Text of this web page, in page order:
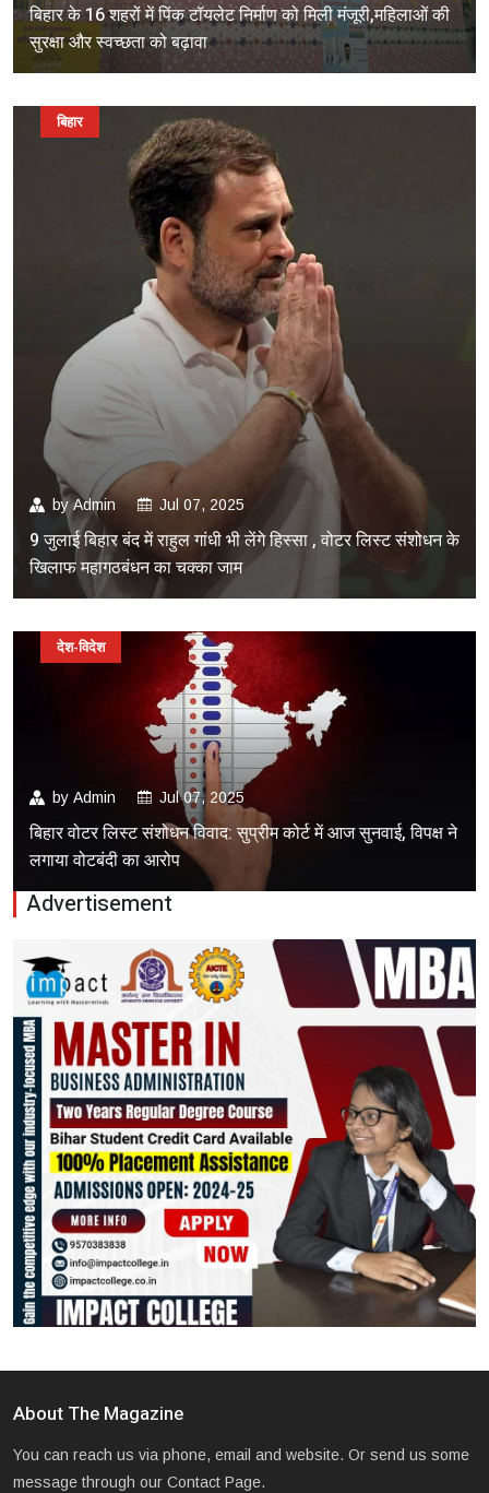
बिहार के 16 शहरों में पिंक टॉयलेट निर्माण को मिली मंजूरी,महिलाओं की
सुरक्षा और स्वच्छता को बढ़ावा
byAdmin Jul 07, 2025
9 जुलाई बिहार बंद में राहुल गांधी भी लेंगे हिस्सा , वोटर लिस्ट संशोधन के
खिलाफ महागठबंधन का चक्का जाम
बिहार
by Admin Jul 07, 2025
बिहार वोटर लिस्ट संशोधन विवाद: सुप्रीम कोर्ट में आज सुनवाई, विपक्ष ने
लगाया वोटबंदी का आरोप
देश-विदेश
Advertisement
About The Magazine
You can reach us via phone, email and website. Or send us some
message through our Contact Page.